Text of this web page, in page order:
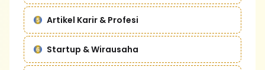
Artikel Karir & Profesi
Startup & Wirausaha